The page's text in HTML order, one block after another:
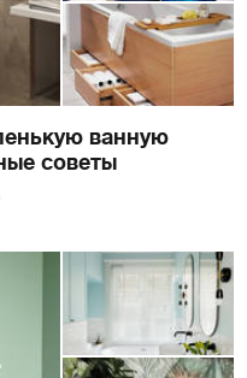
ванную
советы